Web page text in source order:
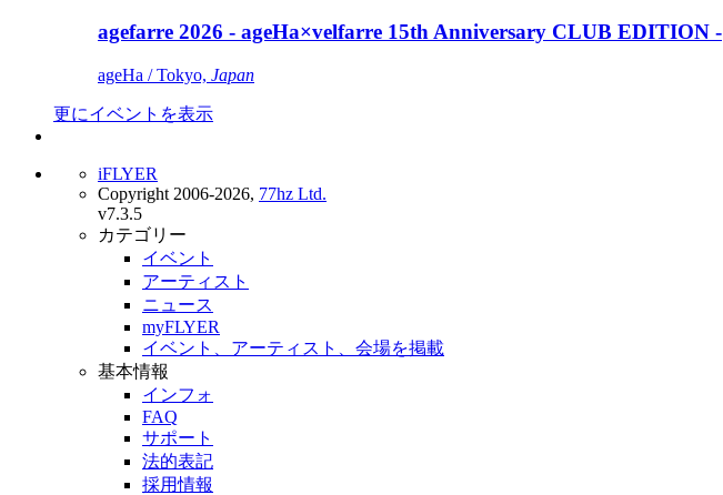
agefarre 2026 - ageHa×velfarre 15th Anniversary CLUB EDITION -
ageHa / Tokyo, Japan
更にイベントを表示
iFLYER
Copyright 2006-2026, 77hz Ltd.
v7.3.5
カテゴリー
イベント
アーティスト
ニュース
myFLYER
イベント、アーティスト、会場を掲載
基本情報
インフォ
FAQ
サポート
法的表記
採用情報